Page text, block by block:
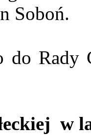
Soboń.
do Rady
w